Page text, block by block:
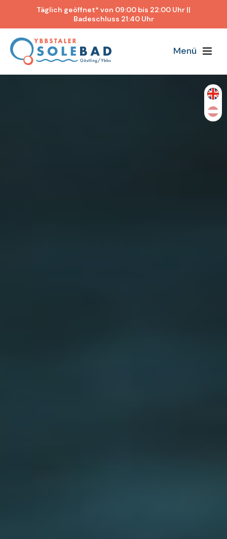
Täglich geöffnet* von 09:00 bis 22:00 Uhr ||
Badeschluss 21:40 Uhr